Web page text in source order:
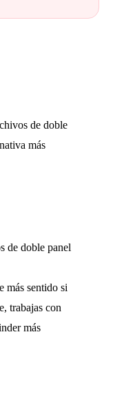
de doble
más
de doble panel
más sentido si
trabajas con
más